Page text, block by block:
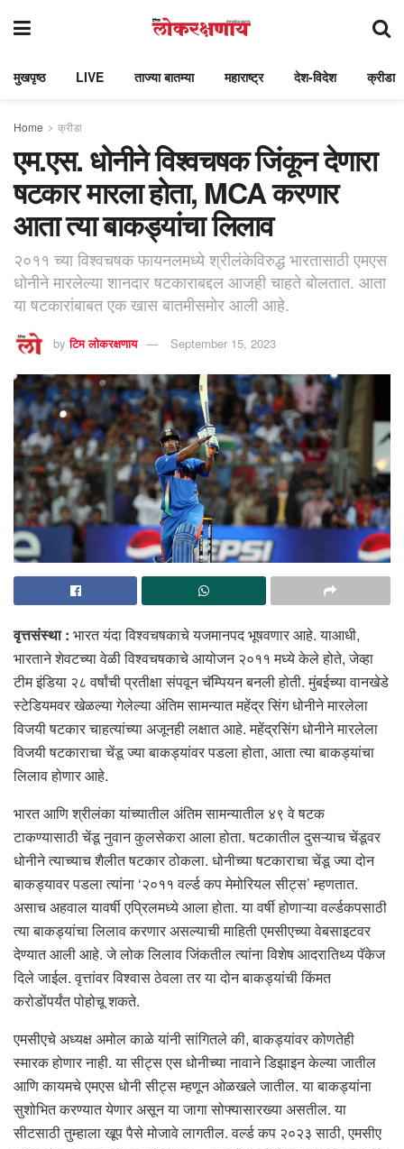
मुखपृष्ठ LIVE ताज्या बातम्या महाराष्ट्र देश-विदेश क्रीडा
Home क्रीडा
एम.एस. धोनीने विश्वचषक जिंकून देणारा
षटकार मारला होता, MCA करणार
आता त्या बाकड्यांचा लिलाव
२०११ च्या विश्वचषक फायनलमध्ये श्रीलंकेविरुद्ध भारतासाठी एमएस
धोनीने मारलेल्या शानदार षटकाराबद्दल आजही चाहते बोलतात. आता
या षटकारांबाबत एक खास बातमीसमोर आली आहे.
by टिम लोकरक्षणाय September 15, 2023
वृत्तसंस्था : भारत यंदा विश्वचषकाचे यजमानपद भूषवणार आहे. याआधी,
भारताने शेवटच्या वेळी विश्वचषकाचे आयोजन २०११ मध्ये केले होते, जेव्हा
टीम इंडिया २८ वर्षांची प्रतीक्षा संपवून चॅम्पियन बनली होती. मुंबईच्या वानखेडे
स्टेडियमवर खेळल्या गेलेल्या अंतिम सामन्यात महेंद्र सिंग धोनीने मारलेला
विजयी षटकार चाहत्यांच्या अजूनही लक्षात आहे. महेंद्रसिंग धोनीने मारलेला
विजयी षटकाराचा चेंडू ज्या बाकड्यांवर पडला होता, आता त्या बाकड्यांचा
लिलाव होणार आहे.
भारत आणि श्रीलंका यांच्यातील अंतिम सामन्यातील ४९ वे षटक
टाकण्यासाठी चेंडू नुवान कुलसेकरा आला होता. षटकातील दुसऱ्याच चेंडूवर
धोनीने त्याच्याच शैलीत षटकार ठोकला. धोनीच्या षटकाराचा चेंडू ज्या दोन
बाकड्यावर पडला त्यांना ‘२०११ वर्ल्ड कप मेमोरियल सीट्स’ म्हणतात.
असाच अहवाल यावर्षी एप्रिलमध्ये आला होता. या वर्षी होणाऱ्या वर्ल्डकपसाठी
त्या बाकड्यांचा लिलाव करणार असल्याची माहिती एमसीएच्या वेबसाइटवर
देण्यात आली आहे. जे लोक लिलाव जिंकतील त्यांना विशेष आदरातिथ्य पॅकेज
दिले जाईल. वृत्तांवर विश्वास ठेवला तर या दोन बाकड्यांची किंमत
करोडोंपर्यंत पोहोचू शकते.
एमसीएचे अध्यक्ष अमोल काळे यांनी सांगितले की, बाकड्यांवर कोणतेही
स्मारक होणार नाही. या सीट्स एस धोनीच्या नावाने डिझाइन केल्या जातील
आणि कायमचे एमएस धोनी सीट्स म्हणून ओळखले जातील. या बाकड्यांना
सुशोभित करण्यात येणार असून या जागा सोफ्यासारख्या असतील. या
सीटसाठी तुम्हाला खूप पैसे मोजावे लागतील. वर्ल्ड कप २०२३ साठी, एमसीए